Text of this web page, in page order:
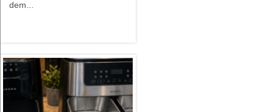
dem...